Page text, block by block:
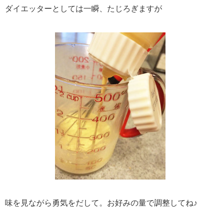
ダイエッターとしては一瞬、たじろぎますが
味を見ながら勇気をだして。お好みの量で調整してね♪